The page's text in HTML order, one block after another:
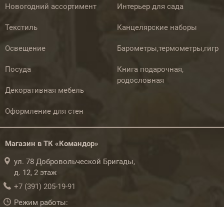
Новогодний ассортимент
Текстиль
Освещение
Посуда
Декоративная мебель
Оформление для стен
Интерьер для сада
Канцелярские наборы
Книга подарочная,
родословная
Магазин в ТК «Командор»
ул. 78 Добровольческой Бригады,
д. 12, 2 этаж
+7 (391) 205-19-91
Режим работы: